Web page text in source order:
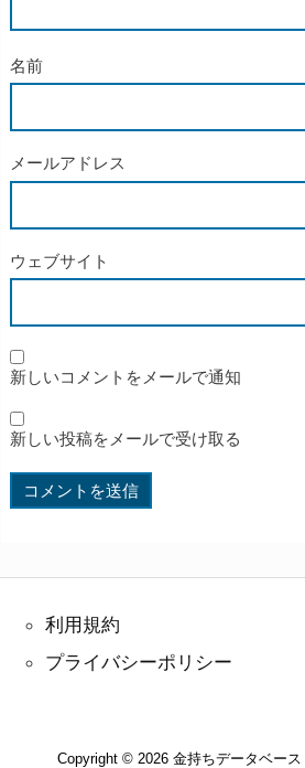
名前
メールアドレス
ウェブサイト
新しいコメントをメールで通知
新しい投稿をメールで受け取る
利用規約
プライバシーポリシー
Copyright © 2026 金持ちデータベース